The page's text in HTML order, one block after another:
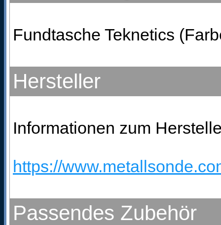
Fundtasche Teknetics
Hersteller
Informationen zum
https://
Passendes Zubehör